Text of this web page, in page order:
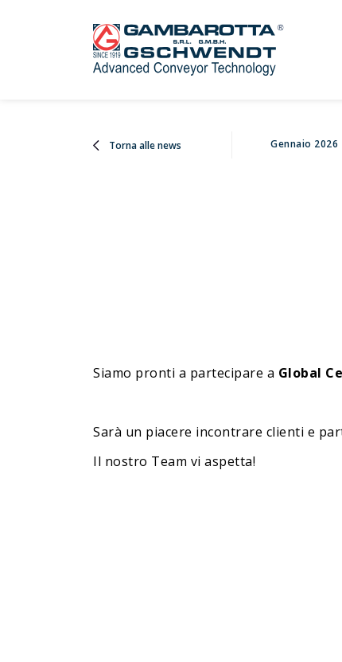
Torna alle news Gennaio 2026
Siamo pronti a partecipare a Global
Sarà un piacere incontrare clienti e
Il nostro Team vi aspetta!